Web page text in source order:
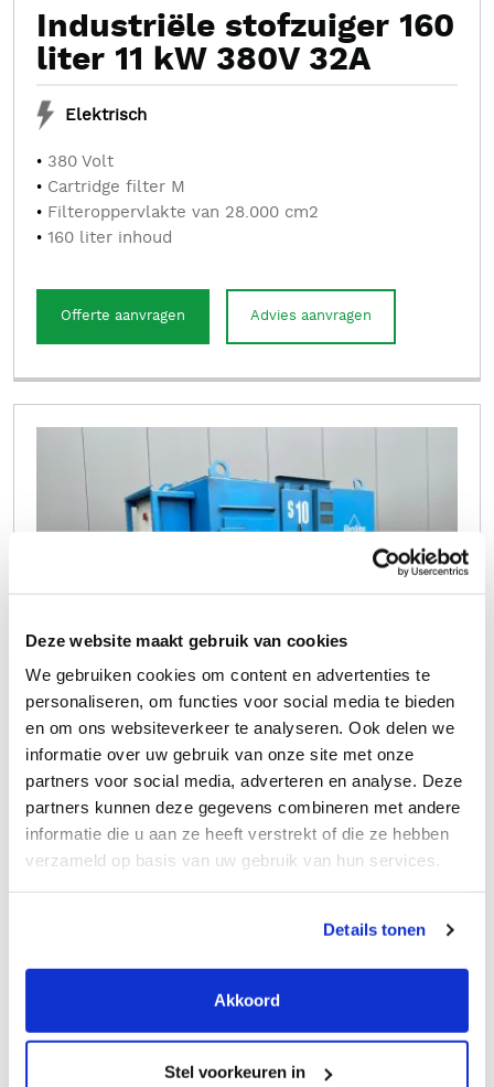
Deze website maakt gebruik van cookies
We gebruiken cookies om content en advertenties te
personaliseren, om functies voor social media te bieden
en om ons websiteverkeer te analyseren. Ook delen we
informatie over uw gebruik van onze site met onze
partners voor social media, adverteren en analyse. Deze
partners kunnen deze gegevens combineren met andere
informatie die u aan ze heeft verstrekt of die ze hebben
verzameld op basis van uw gebruik van hun services.
Details tonen
Akkoord
Stel voorkeuren in
Industriële stofzuiger 160
liter 11 kW 380V 32A
Elektrisch
380 Volt
Cartridge filter M
Filteroppervlakte van 28.000 cm2
160 liter inhoud
Offerte aanvragen Advies aanvragen
Verhuur
Stofzuiginstallatie 250
liter 45 kW 380V 125A